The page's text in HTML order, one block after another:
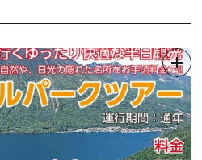
トをご確認ください。
すめ。
イド（半日または１日）」が人気で
アーのほか学校団体向けの自然体
グラムで可能です。
ともに素晴しい大自然を満喫してみ